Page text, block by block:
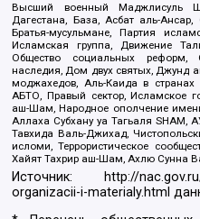
Высший военный Маджлисуль
Дагестана, База, Асбат аль-
Братья-мусульмане, Партия
Исламская группа, Движение
Общество социальных реформ,
наследия, Дом двух святых,
моджахедов, Аль-Каида в
АБТО, Правый сектор, Исламское
аш-Шам, Народное ополчение
Аллаха Субхану уа Тагьаля
Тавхида Валь-Джихад,
исломи, Террористическое
Хайят Тахрир аш-Шам, Ахлю Сунна
Источник:
http://
organizacii-i-materialy.html